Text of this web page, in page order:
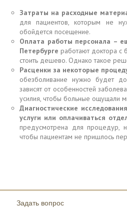
Затраты на расходные
для пациентов, которым не
обойдется посещение.
Оплата работы персонала –
Петербурге работают доктора с
стоить дешево. Однако такое
Расценки за некоторые
обезболивание нужно будет
зависят от особенностей
усилия, чтобы больные ощущали
Диагностические
услуги или оплачиваться
предусмотрена для процедур,
чтобы пациентам не пришлось
Задать вопрос